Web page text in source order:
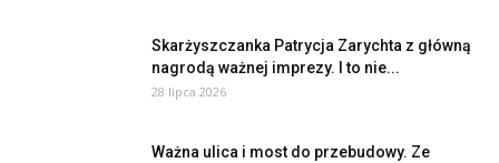
Skarżyszczanka Patrycja Zarychta z główną
nagrodą ważnej imprezy. I to nie...
28 lipca 2026
Ważna ulica i most do przebudowy. Ze